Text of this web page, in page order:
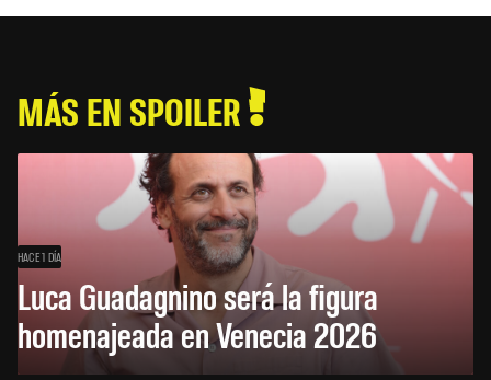
MÁS EN SPOILER
HACE 1 DÍA
Luca Guadagnino será la figura
homenajeada en Venecia 2026